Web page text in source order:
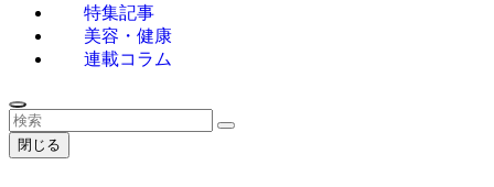
特集記事
美容・健康
連載コラム
閉じる